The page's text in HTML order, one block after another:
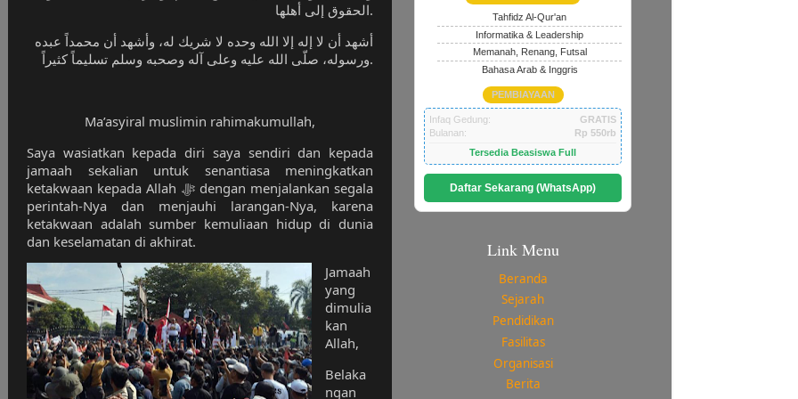
الحقوق إلى أهلها.
أشهد أن لا إله إلا الله وحده لا شريك له، وأشهد أن محمداً عبده
ورسوله، صلّى الله عليه وعلى آله وصحبه وسلم تسليماً كثيراً.
Ma’asyiral muslimin rahimakumullah,
Saya wasiatkan kepada diri saya sendiri dan kepada
jamaah sekalian untuk senantiasa meningkatkan
ketakwaan kepada Allah ﷻ dengan menjalankan segala
perintah-Nya dan menjauhi larangan-Nya, karena
ketakwaan adalah sumber kemuliaan hidup di dunia
dan keselamatan di akhirat.
Jamaah
yang
dimulia
kan
Allah,
Belaka
ngan
Mari berbagi, karena setiap kebaikan akan kembali dengan
Tahfidz Al-Qur'an
Informatika & Leadership
Memanah, Renang, Futsal
Bahasa Arab & Inggris
PEMBIAYAAN
Infaq Gedung:
GRATIS
Bulanan:
Rp 550rb
Tersedia Beasiswa Full
Daftar Sekarang (WhatsApp)
Link Menu
Beranda
Sejarah
Pendidikan
Fasilitas
Organisasi
Berita